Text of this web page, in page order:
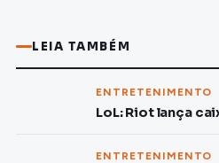
LEIA TAMBÉM
ENTRETENIMENTO
LoL: Riot lança
ENTRETENIMENTO